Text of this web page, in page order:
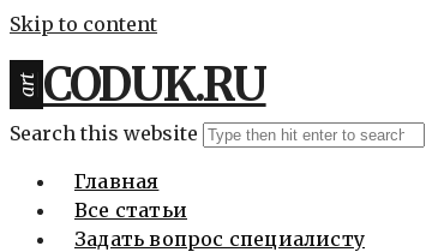
Skip to content
art CODUK.RU
Search this website
Главная
Все статьи
Задать вопрос специалисту